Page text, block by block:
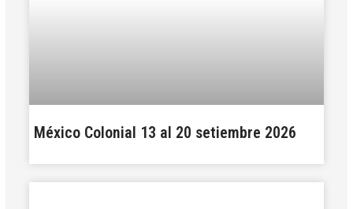
México Colonial 13 al 20 setiembre 2026